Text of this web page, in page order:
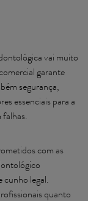
vai muito
garante
segurança,
essenciais para a
falhas.
com as
cunho legal.
quanto